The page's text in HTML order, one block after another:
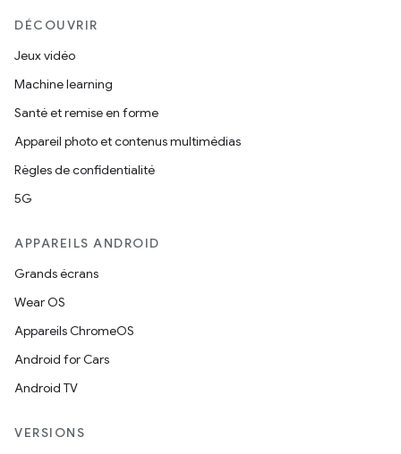
DÉCOUVRIR
Jeux vidéo
Machine learning
Santé et remise en forme
Appareil photo et contenus multimédias
Règles de confidentialité
5G
APPAREILS ANDROID
Grands écrans
Wear OS
Appareils ChromeOS
Android for Cars
Android TV
VERSIONS